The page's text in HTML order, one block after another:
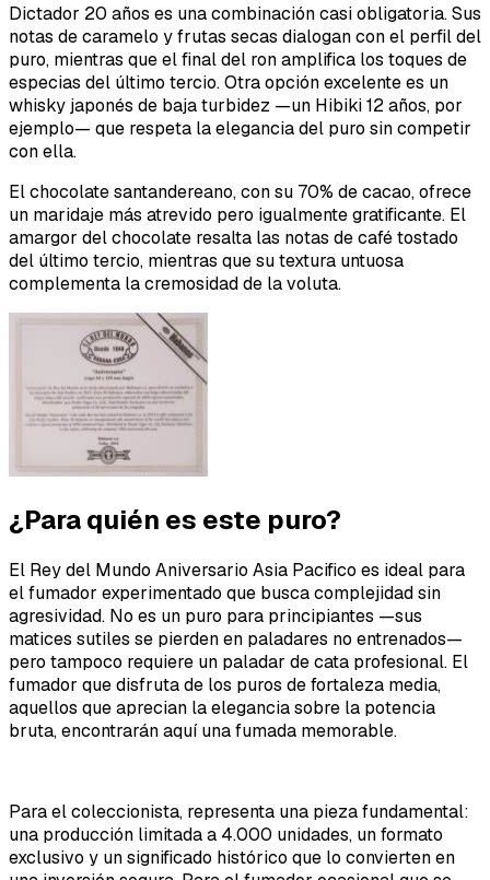
Dictador 20 años es una combinación casi obligatoria. Sus
notas de caramelo y frutas secas dialogan con el perfil del
puro, mientras que el final del ron amplifica los toques de
especias del último tercio. Otra opción excelente es un
whisky japonés de baja turbidez —un Hibiki 12 años, por
ejemplo— que respeta la elegancia del puro sin competir
con ella.
El chocolate santandereano, con su 70% de cacao, ofrece
un maridaje más atrevido pero igualmente gratificante. El
amargor del chocolate resalta las notas de café tostado
del último tercio, mientras que su textura untuosa
complementa la cremosidad de la voluta.
¿Para quién es este puro?
El Rey del Mundo Aniversario Asia Pacifico es ideal para
el fumador experimentado que busca complejidad sin
agresividad. No es un puro para principiantes —sus
matices sutiles se pierden en paladares no entrenados—
pero tampoco requiere un paladar de cata profesional. El
fumador que disfruta de los puros de fortaleza media,
aquellos que aprecian la elegancia sobre la potencia
bruta, encontrarán aquí una fumada memorable.
Para el coleccionista, representa una pieza fundamental:
una producción limitada a 4.000 unidades, un formato
exclusivo y un significado histórico que lo convierten en